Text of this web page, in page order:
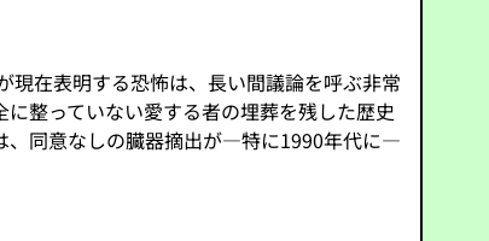
在表明する恐怖は、長い間議論を呼ぶ非常
整っていない愛する者の埋葬を残した歴史
、同意なしの臓器摘出が—特に1990年代に—